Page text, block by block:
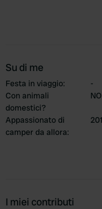
Su di me
Festa in viaggio:
-
Con animali
domestici?
NO
Appassionato di
camper da allora:
I miei contributi